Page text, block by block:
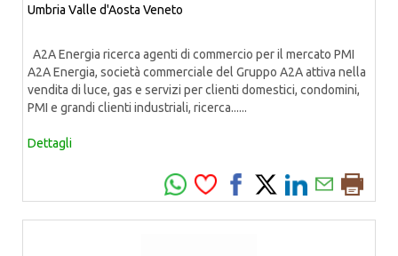
Umbria Valle d'Aosta Veneto
A2A Energia ricerca agenti di commercio per il mercato PMI
A2A Energia, società commerciale del Gruppo A2A attiva nella
vendita di luce, gas e servizi per clienti domestici, condomini,
PMI e grandi clienti industriali, ricerca......
Dettagli